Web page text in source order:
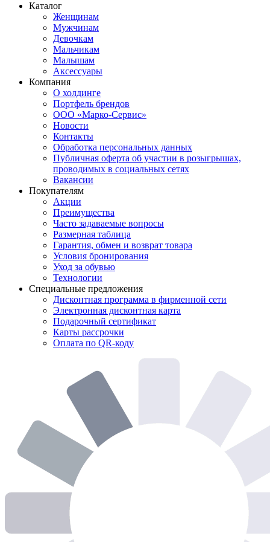
Каталог
Женщинам
Мужчинам
Девочкам
Мальчикам
Малышам
Аксессуары
Компания
О холдинге
Портфель брендов
ООО «Марко-Сервис»
Новости
Контакты
Обработка персональных данных
Публичная оферта об участии в розыгрышах,
проводимых в социальных сетях
Вакансии
Покупателям
Акции
Преимущества
Часто задаваемые вопросы
Размерная таблица
Гарантия, обмен и возврат товара
Условия бронирования
Уход за обувью
Технологии
Специальные предложения
Дисконтная программа в фирменной сети
Электронная дисконтная карта
Подарочный сертификат
Карты рассрочки
Оплата по QR-коду